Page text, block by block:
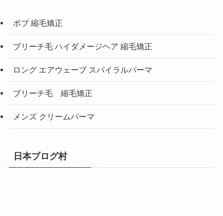
ボブ 縮毛矯正
ブリーチ毛 ハイダメージヘア 縮毛矯正
ロング エアウェーブ スパイラルパーマ
ブリーチ毛 縮毛矯正
メンズ クリームパーマ
日本ブログ村